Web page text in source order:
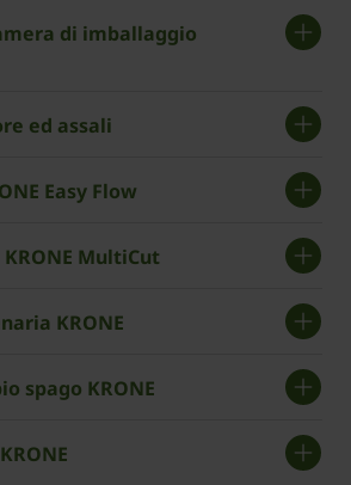
di imballaggio
ed assali
Easy Flow
MultiCut
­KRONE
spago ­KRONE